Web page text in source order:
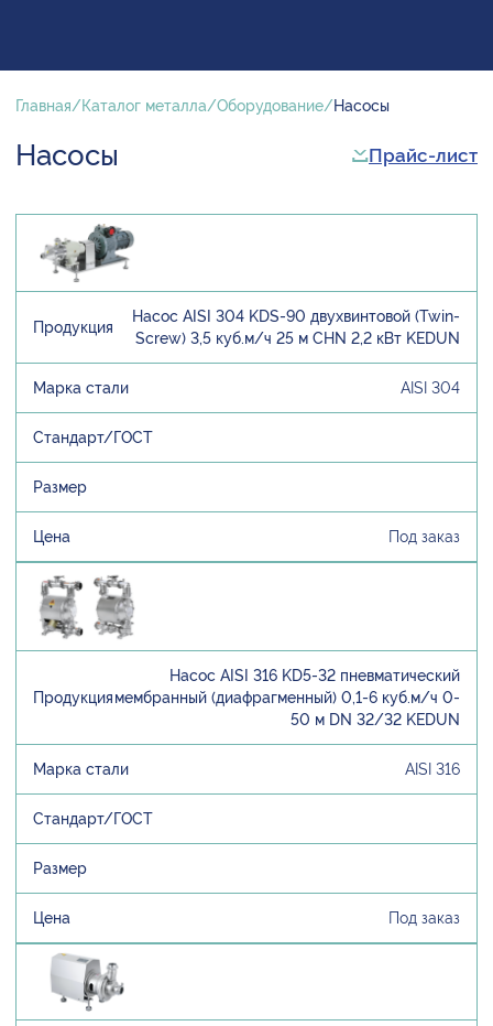
Главная Каталог металла Оборудование Насосы
Насосы Прайс-лист
Насос AISI 304 KDS-90 двухвинтовой (Twin-
Screw) 3,5 куб.м/ч 25 м CHN 2,2 кВт KEDUN
AISI 304
Под заказ
Насос AISI 316 KD5-32 пневматический
мембранный (диафрагменный) 0,1-6 куб.м/ч 0-
50 м DN 32/32 KEDUN
AISI 316
Под заказ